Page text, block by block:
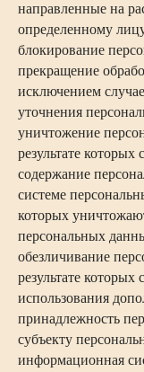
направленные на
определенному
блокирование
прекращение
исключением
уточнения
уничтожение
результате
содержание
системе
которых
персональных
обезличивание
результате
использования
принадлежность
субъекту
информационная